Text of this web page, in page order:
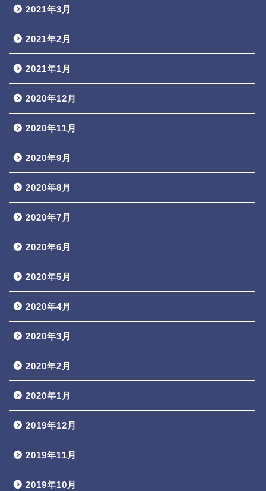
2021年3月
2021年2月
2021年1月
2020年12月
2020年11月
2020年9月
2020年8月
2020年7月
2020年6月
2020年5月
2020年4月
2020年3月
2020年2月
2020年1月
2019年12月
2019年11月
2019年10月